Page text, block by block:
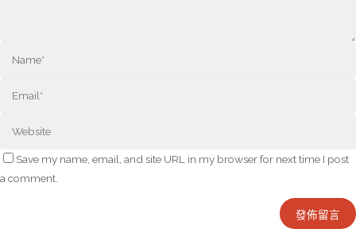
Save my name, email, and site URL in my browser for next time I post
a comment.